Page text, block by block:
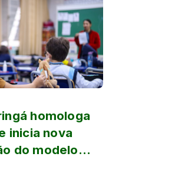
homologa
inicia nova
do modelo